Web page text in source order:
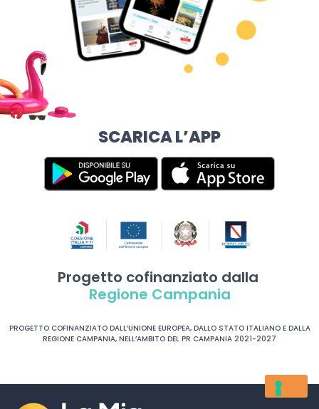
SCARICA L’APP
Progetto cofinanziato dalla
Regione Campania
PROGETTO COFINANZIATO DALL’UNIONE EUROPEA, DALLO STATO ITALIANO E DALLA
REGIONE CAMPANIA, NELL’AMBITO DEL PR CAMPANIA 2021-2027